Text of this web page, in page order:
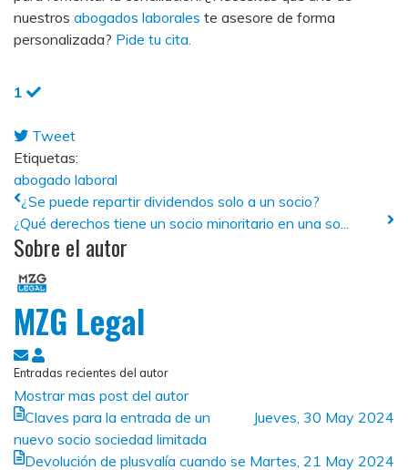
nuestros abogados laborales te asesore de forma
personalizada? Pide tu cita.
1
Tweet
pinterest
Etiquetas:
abogado laboral
¿Se puede repartir dividendos solo a un socio?
¿Qué derechos tiene un socio minoritario en una so...
Sobre el autor
MZG Legal
Suscribirse
a
las
actualizaciones
MZG
Legal
Entradas recientes del autor
Mostrar mas post del autor
Jueves, 30 May 2024
Claves para la entrada de un
nuevo socio sociedad limitada
Martes, 21 May 2024
Devolución de plusvalía cuando se